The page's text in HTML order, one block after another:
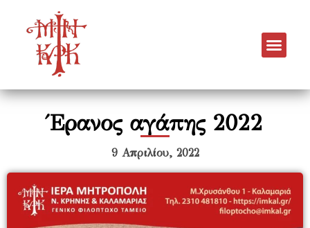
Έρανος αγάπης 2022
9 Απριλίου, 2022